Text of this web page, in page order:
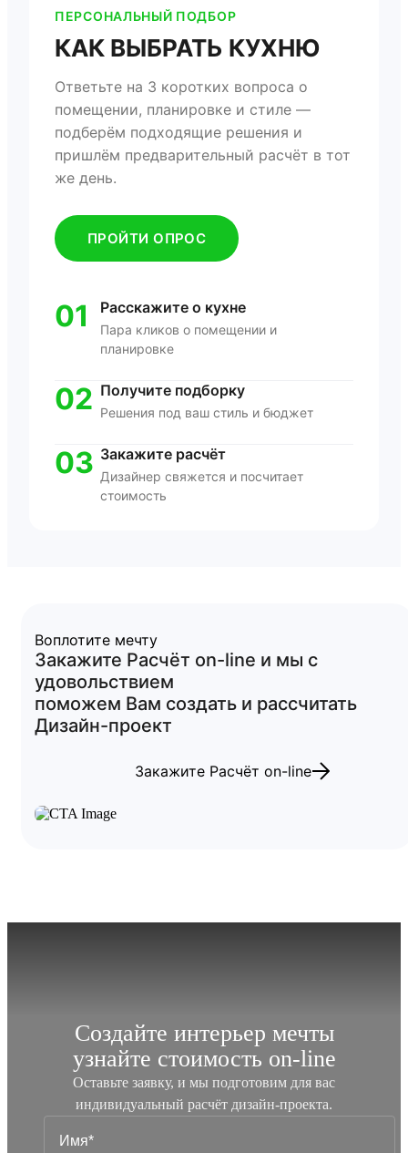
ПЕРСОНАЛЬНЫЙ ПОДБОР
КАК ВЫБРАТЬ КУХНЮ
Ответьте на 3 коротких вопроса о
помещении, планировке и стиле —
подберём подходящие решения и
пришлём предварительный расчёт в тот
же день.
ПРОЙТИ ОПРОС
01 Расскажите о кухне
Пара кликов о помещении и
планировке
02 Получите подборку
Решения под ваш стиль и бюджет
03 Закажите расчёт
Дизайнер свяжется и посчитает
стоимость
Воплотите мечту
Закажите Расчёт on-line и мы с
удовольствием
поможем Вам создать и рассчитать
Дизайн-проект
Закажите Расчёт on-line
Создайте интерьер мечты
узнайте стоимость on-line
Оставьте заявку, и мы подготовим для вас
индивидуальный расчёт дизайн-проекта.